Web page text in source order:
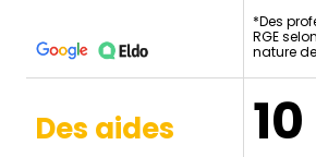
*Des
RGE
nature
Des aides
10